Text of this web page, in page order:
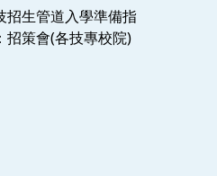
招生管道入學準備指
招策會(各技專校院)